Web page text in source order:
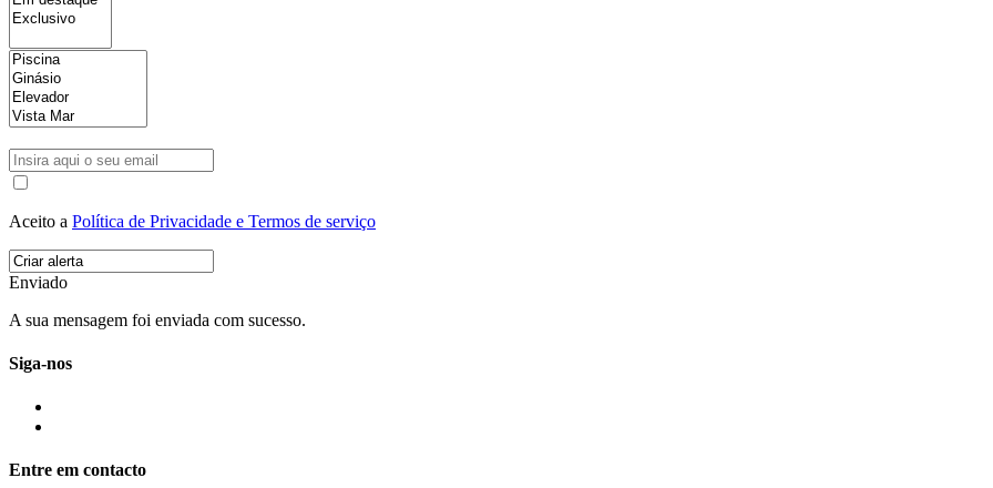
Aceito a Política de Privacidade e Termos de serviço
Enviado
A sua mensagem foi enviada com sucesso.
Siga-nos
Entre em contacto